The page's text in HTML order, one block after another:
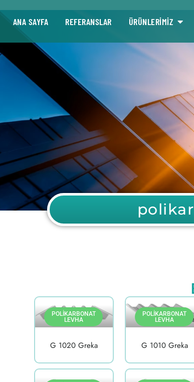
ANA SAYFA REFERANSLAR ÜRÜNLERİMİZ
POLIKARBONAT
LEVHA
G 1020 Greka
POLIKARBONAT
LEVHA
G 1010 Greka